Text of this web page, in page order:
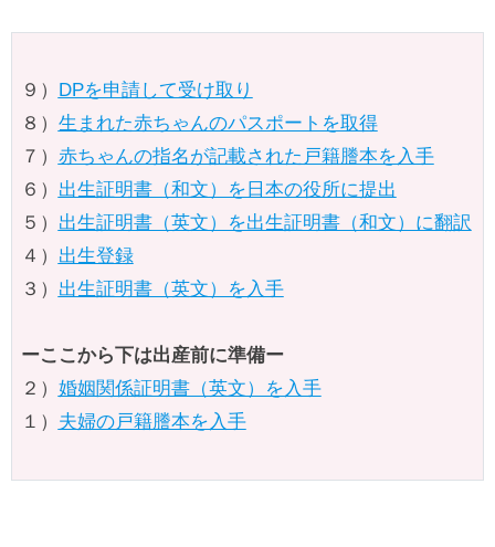
９） DPを申請して受け取り
８） 生まれた赤ちゃんのパスポートを取得
７） 赤ちゃんの指名が記載された戸籍謄本を入手
６） 出生証明書（和文）を日本の役所に提出
５） 出生証明書（英文）を出生証明書（和文）に翻訳
４） 出生登録
３） 出生証明書（英文）を入手
ーここから下は出産前に準備ー
２） 婚姻関係証明書（英文）を入手
１） 夫婦の戸籍謄本を入手